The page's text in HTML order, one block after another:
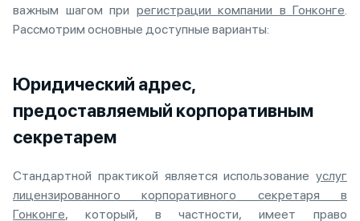
важным шагом при регистрации компании в Гонконге.
Рассмотрим основные доступные варианты:
Юридический адрес,
предоставляемый корпоративным
секретарем
Стандартной практикой является использование услуг
лицензированного корпоративного секретаря в
Гонконге, который, в частности, имеет право